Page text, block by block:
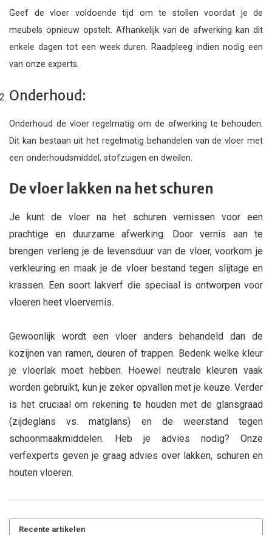
Geef de vloer voldoende tijd om te stollen voordat je de
meubels opnieuw opstelt. Afhankelijk van de afwerking kan dit
enkele dagen tot een week duren. Raadpleeg indien nodig een
van onze experts.
Onderhoud:
Onderhoud de vloer regelmatig om de afwerking te behouden.
Dit kan bestaan uit het regelmatig behandelen van de vloer met
een onderhoudsmiddel, stofzuigen en dweilen.
De vloer lakken na het schuren
Je kunt de vloer na het schuren vernissen voor een
prachtige en duurzame afwerking. Door vernis aan te
brengen verleng je de levensduur van de vloer, voorkom je
verkleuring en maak je de vloer bestand tegen slijtage en
krassen. Een soort lakverf die speciaal is ontworpen voor
vloeren heet vloervernis.
Gewoonlijk wordt een vloer anders behandeld dan de
kozijnen van ramen, deuren of trappen. Bedenk welke kleur
je vloerlak moet hebben. Hoewel neutrale kleuren vaak
worden gebruikt, kun je zeker opvallen met je keuze. Verder
is het cruciaal om rekening te houden met de glansgraad
(zijdeglans vs. matglans) en de weerstand tegen
schoonmaakmiddelen. Heb je advies nodig? Onze
verfexperts geven je graag advies over lakken, schuren en
houten vloeren.
Recente artikelen